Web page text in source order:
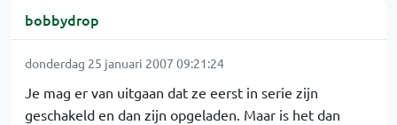
bobbydrop
donderdag 25 januari 2007 09:21:24
Je mag er van uitgaan dat ze eerst in serie zijn
geschakeld en dan zijn opgeladen. Maar is het dan